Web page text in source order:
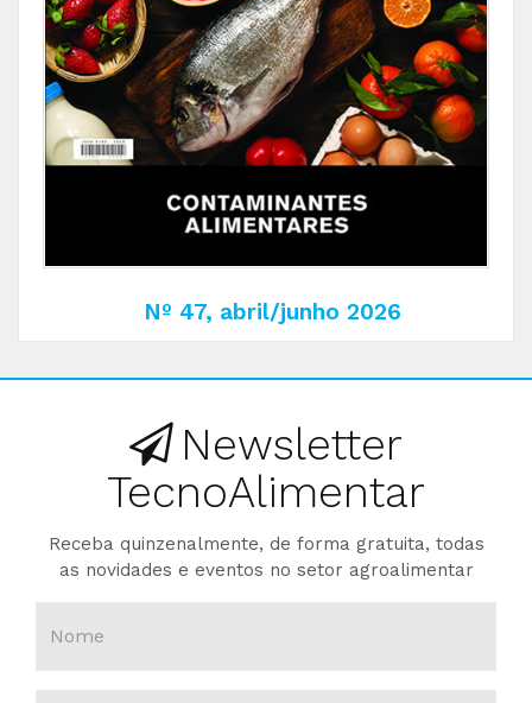
Nº 47, abril/junho 2026
Newsletter
TecnoAlimentar
Receba quinzenalmente, de forma gratuita, todas
as novidades e eventos no setor agroalimentar